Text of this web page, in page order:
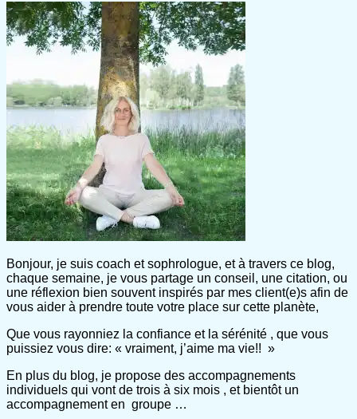
Bonjour, je suis coach et sophrologue, et à travers ce blog,
chaque semaine, je vous partage un conseil, une citation, ou
une réflexion bien souvent inspirés par mes client(e)s afin de
vous aider à prendre toute votre place sur cette planète,
Que vous rayonniez la confiance et la sérénité , que vous
puissiez vous dire: « vraiment, j’aime ma vie!! »
En plus du blog, je propose des accompagnements
individuels qui vont de trois à six mois , et bientôt un
accompagnement en groupe …